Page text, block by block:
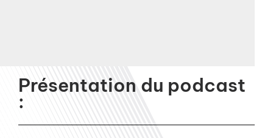
Présentation du podcast
: